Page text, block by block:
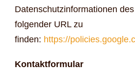
Datenschutzinformationen
folgender URL zu
finden: https://
Kontaktformular